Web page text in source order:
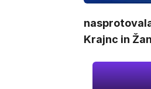
Krajnc in